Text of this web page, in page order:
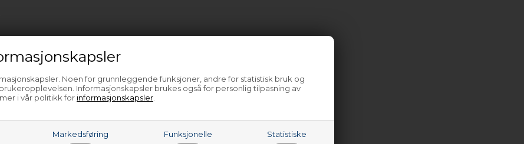
Noen for grunnleggende funksjoner, andre for statistisk bruk og
Informasjonskapsler brukes også for personlig tilpasning av
i vår politikk for informasjonskapsler
Markedsføring Funksjonelle Statistiske